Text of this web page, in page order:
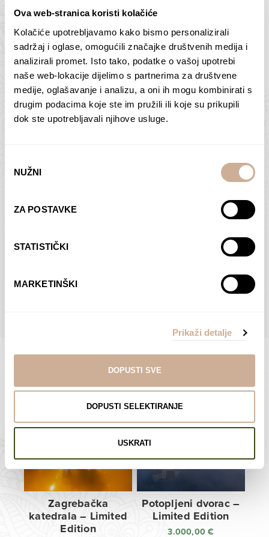
Ova web-stranica koristi kolačiće
Kolačiće upotrebljavamo kako bismo personalizirali
sadržaj i oglase, omogućili značajke društvenih medija i
analizirali promet. Isto tako, podatke o vašoj upotrebi
naše web-lokacije dijelimo s partnerima za društvene
medije, oglašavanje i analizu, a oni ih mogu kombinirati s
drugim podacima koje ste im pružili ili koje su prikupili
dok ste upotrebljavali njihove usluge.
pristanka
NUŽNI
ZA POSTAVKE
STATISTIČKI
MARKETINŠKI
Prikaži detalje
DOPUSTI SVE
DOPUSTI SELEKTIRANJE
USKRATI
Butan – ljudi 2
75,00€ – 138,00€Raspon
cijena:
od
75,00 €
138,00 €
ODABERI OPCIJE
Antarktika – krajolik
2
75,00€ – 138,00€Raspon
cijena:
od
ODABERI OPCIJE
Dolac
ODABERI OPCIJE
Moreškanti – sjena
€Raspon
od
75,00 €
do
138,00 €
ODABERI OPCIJE
POGLEDAJTE SVE PROIZVODE U OVOJ KATEGORIJI
Limited Edition Fotografije
Zagrebačka
katedrala – Limited
Edition
Potopljeni dvorac –
Limited Edition
3.000,00€